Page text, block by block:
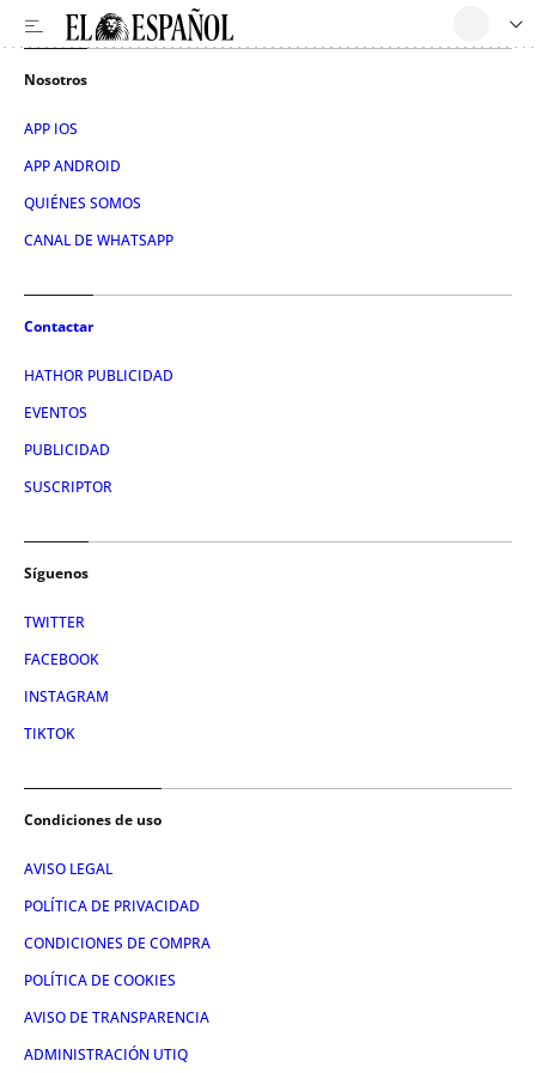
Nosotros
APP IOS
APP ANDROID
QUIÉNES SOMOS
CANAL DE WHATSAPP
Contactar
HATHOR PUBLICIDAD
EVENTOS
PUBLICIDAD
SUSCRIPTOR
Síguenos
TWITTER
FACEBOOK
INSTAGRAM
TIKTOK
Condiciones de uso
AVISO LEGAL
POLÍTICA DE PRIVACIDAD
CONDICIONES DE COMPRA
POLÍTICA DE COOKIES
AVISO DE TRANSPARENCIA
ADMINISTRACIÓN UTIQ